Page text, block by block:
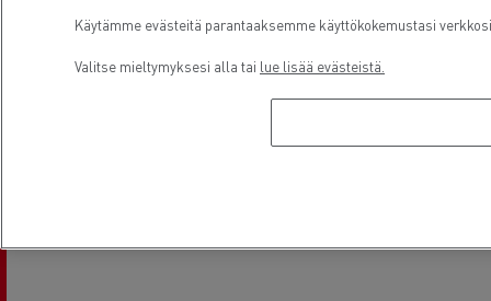
Käytämme evästeitä parantaaksemme käyttökokemustasi
Valitse mieltymyksesi alla tai lue lisää evästeistä.